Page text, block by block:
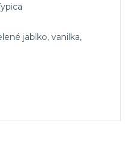
jablko, vanilka,